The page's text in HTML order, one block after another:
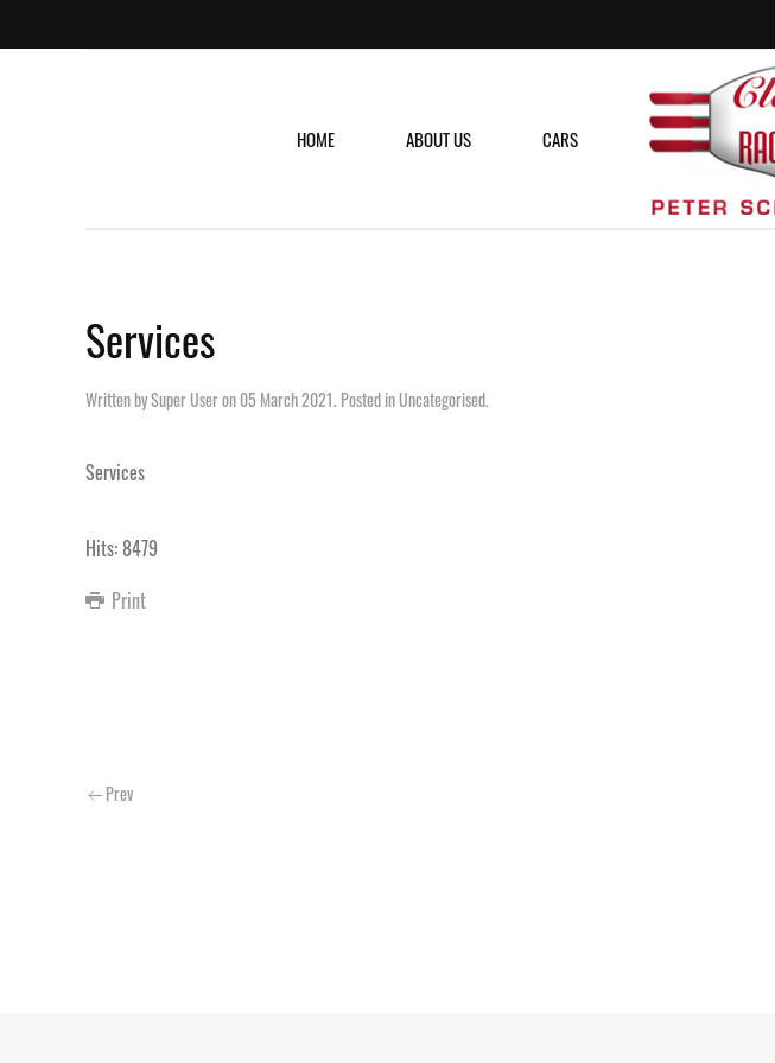
HOME ABOUT US CARS
Services
Written by Super User on05 March 2021. Posted inUncategorised.
Services
Hits: 8479
Print
Prev